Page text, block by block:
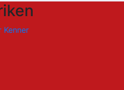
Kenner